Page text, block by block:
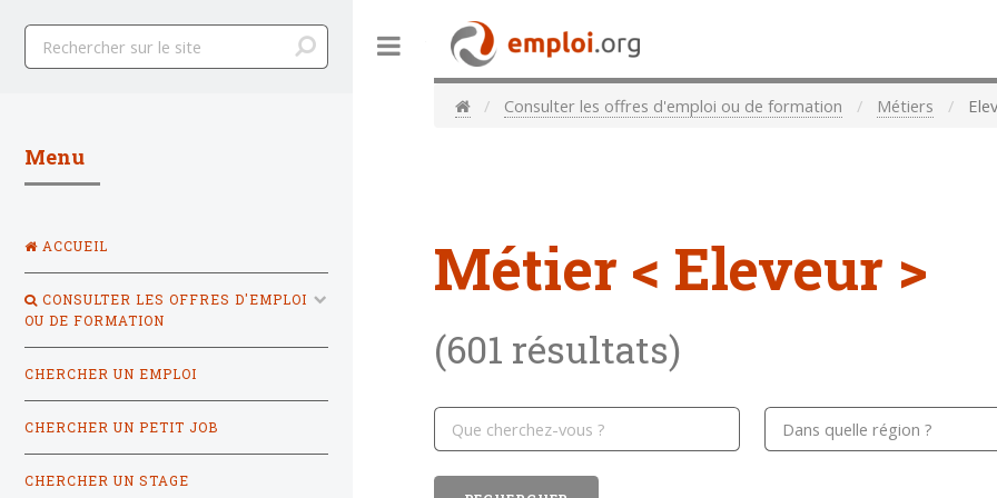
Consulter les offres d'emploi ou de formation Métiers
Métier < Eleveur >
(601 résultats)
Menu
ACCUEIL
CONSULTER LES OFFRES D'EMPLOI
OU DE FORMATION
CHERCHER UN EMPLOI
CHERCHER UN PETIT JOB
CHERCHER UN STAGE
Toggle